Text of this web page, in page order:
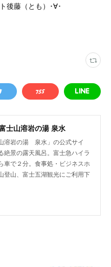
藤（とも）･∀･
士山溶岩の湯 泉水
溶岩の湯 泉水」の公式サイ
絶景の露天風呂。富士急ハイラ
車で２分。食事処・ビジネスホ
登山、富士五湖観光にご利用下